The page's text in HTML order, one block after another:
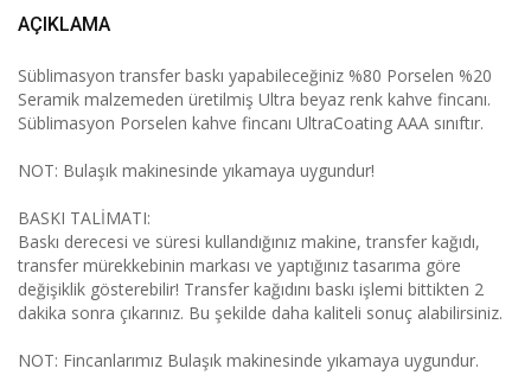
AÇIKLAMA
Süblimasyon transfer baskı yapabileceğiniz %80 Porselen %20
Seramik malzemeden üretilmiş Ultra beyaz renk kahve fincanı.
Süblimasyon Porselen kahve fincanı UltraCoating AAA sınıftır.
NOT: Bulaşık makinesinde yıkamaya uygundur!
BASKI TALİMATI:
Baskı derecesi ve süresi kullandığınız makine, transfer kağıdı,
transfer mürekkebinin markası ve yaptığınız tasarıma göre
değişiklik gösterebilir! Transfer kağıdını baskı işlemi bittikten 2
dakika sonra çıkarınız. Bu şekilde daha kaliteli sonuç alabilirsiniz.
NOT: Fincanlarımız Bulaşık makinesinde yıkamaya uygundur.